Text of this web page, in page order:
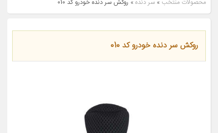
محصولات منتخب » سر دنده» روکش سر دنده خودرو کد 010
روکش سر دنده خودرو کد 010